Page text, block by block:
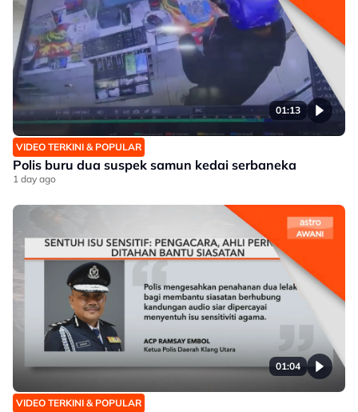
01:13
VIDEO TERKINI & POPULAR
Polis buru dua suspek samun kedai serbaneka
1 day ago
01:04
VIDEO TERKINI & POPULAR